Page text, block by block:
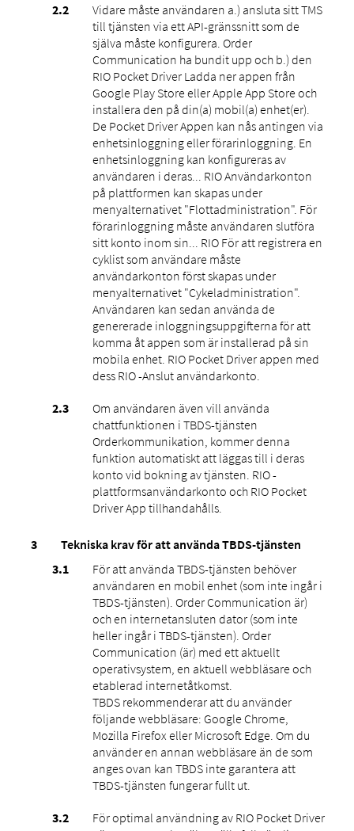
Vidare måste användaren a.) ansluta sitt TMS
till tjänsten via ett API-gränssnitt som de
själva måste konfigurera. Order
Communication ha bundit upp och b.) den
RIO Pocket Driver Ladda ner appen från
Google Play Store eller Apple App Store och
installera den på din(a) mobil(a) enhet(er).
De Pocket Driver Appen kan nås antingen via
enhetsinloggning eller förarinloggning. En
enhetsinloggning kan konfigureras av
användaren i deras... RIO Användarkonton
på plattformen kan skapas under
menyalternativet "Flottadministration". För
förarinloggning måste användaren slutföra
sitt konto inom sin... RIO För att registrera en
cyklist som användare måste
användarkonton först skapas under
menyalternativet "Cykeladministration".
Användaren kan sedan använda de
genererade inloggningsuppgifterna för att
komma åt appen som är installerad på sin
mobila enhet. RIO Pocket Driver appen med
dess RIO -Anslut användarkonto.
Om användaren även vill använda
chattfunktionen i TBDS-tjänsten
Orderkommunikation, kommer denna
funktion automatiskt att läggas till i deras
konto vid bokning av tjänsten. RIO -
plattformsanvändarkonto och RIO Pocket
Driver App tillhandahålls.
Tekniska krav för att använda TBDS-tjänsten
För att använda TBDS-tjänsten behöver
användaren en mobil enhet (som inte ingår i
TBDS-tjänsten). Order Communication är)
och en internetansluten dator (som inte
heller ingår i TBDS-tjänsten). Order
Communication (är) med ett aktuellt
operativsystem, en aktuell webbläsare och
etablerad internetåtkomst.
TBDS rekommenderar att du använder
följande webbläsare: Google Chrome,
Mozilla Firefox eller Microsoft Edge. Om du
använder en annan webbläsare än de som
anges ovan kan TBDS inte garantera att
TBDS-tjänsten fungerar fullt ut.
För optimal användning av RIO Pocket Driver